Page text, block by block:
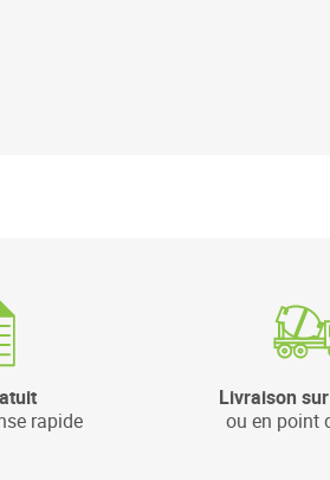
rapide
Livraison
ou en point